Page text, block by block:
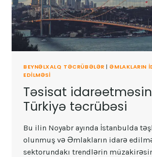
BEYNƏLXALQ TƏCRÜBƏLƏR |ƏMLAKLARIN
EDILMƏSI
Təsisat
Türkiyə təcrübəsi
Bu ilin Noyabr ayında İstanbulda
olunmuş və Əmlakların idarə
sektorundakı trendlərin